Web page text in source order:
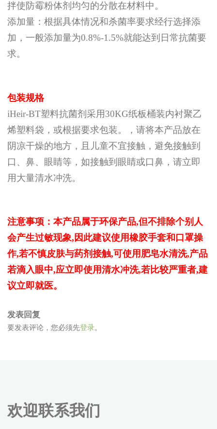
拌使防霉粉体剂均匀的分散在材料中。
添加量：根据具体情况和杀菌率要求经行选择添
加，一般添加量为0.8%-1.5%就能达到日常抗菌要
求。
包装规格
iHeir-BT塑料抗菌剂采用30KG纸板桶装内衬聚乙
烯塑料袋，或根据要求包装。，请将本产品放在
阴凉干燥的地方，且儿童不宜接触，避免接触到
口、鼻、眼睛等，如接触到眼睛或口鼻，请立即
用大量清水冲洗。
注意事项：本产品属于环保产品,但不排除个别人
会产生过敏现象,因此建议使用橡胶手套和口罩操
作,若不慎皮肤与药剂接触,可使用肥皂水清洗,产品
若滴入眼中,应立即使用清水冲洗,若比较严重者,建
议立即就医。
发表回复
要发表评论，您必须先登录。
欢迎联系我们